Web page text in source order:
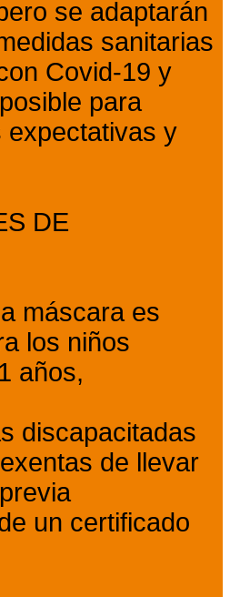
se adaptarán
sanitarias
Covid-19 y
para
expectativas y
DE
máscara es
los niños
años,
discapacitadas
de llevar
un certificado